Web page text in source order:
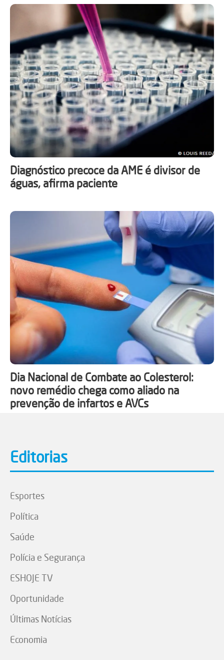
Diagnóstico precoce da AME é divisor de
águas, afirma paciente
Dia Nacional de Combate ao Colesterol:
novo remédio chega como aliado na
prevenção de infartos e AVCs
Editorias
Esportes
Política
Saúde
Polícia e Segurança
ESHOJE TV
Oportunidade
Últimas Notícias
Economia